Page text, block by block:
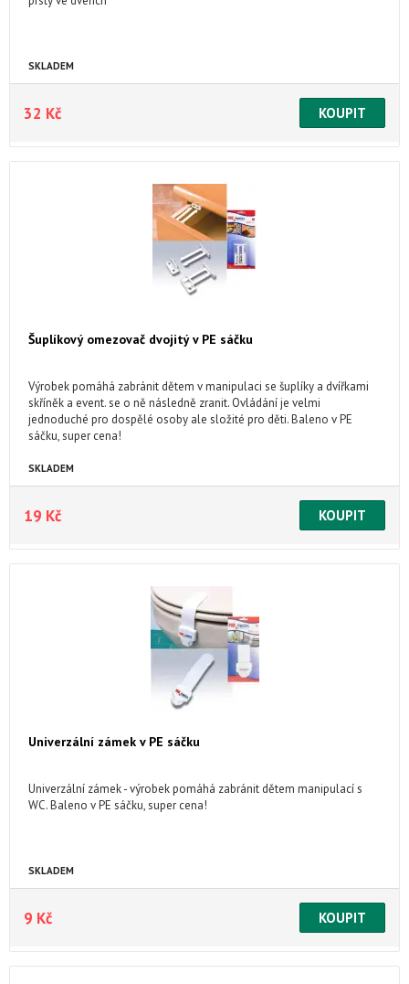
SKLADEM
32 Kč
Šuplíkový omezovač dvojitý v PE sáčku
Výrobek pomáhá zabránit dětem v manipulaci se šuplíky a dvířkami
skříněk a event. se o ně následně zranit. Ovládání je velmi
jednoduché pro dospělé osoby ale složité pro děti. Baleno v PE
sáčku, super cena!
SKLADEM
19 Kč
Univerzální zámek v PE sáčku
Univerzální zámek - výrobek pomáhá zabránit dětem manipulací s
WC. Baleno v PE sáčku, super cena!
SKLADEM
9 Kč